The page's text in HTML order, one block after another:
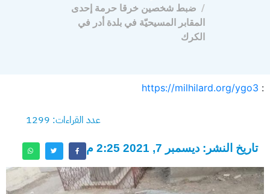
ضبط شخصين خرقا حرمة إحدى
المقابر المسيحيّة في بلدة أدر في
الكرك
:
https://milhilard.org/ygo3
عدد القراءات: 1299
تاريخ النشر: ديسمبر 7, 2021 2:25 م